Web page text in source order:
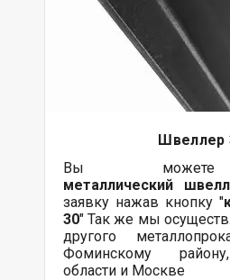
Швеллер
Вы
металлический
заявку нажав кнопку "
30" Так же мы
другого
Фоминскому
области и Москве